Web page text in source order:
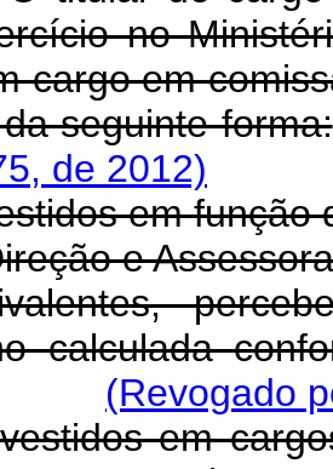
no
cargo em
seguinte forma:
de 2012)
em função
e
calculada
(Revogado
em